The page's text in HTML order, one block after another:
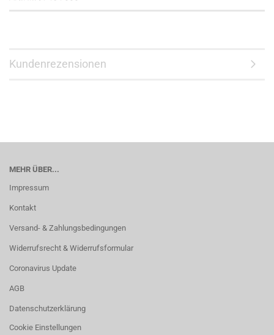
Kundenrezensionen
MEHR ÜBER...
Impressum
Kontakt
Versand- & Zahlungsbedingungen
Widerrufsrecht & Widerrufsformular
Coronavirus Update
AGB
Datenschutzerklärung
Cookie Einstellungen